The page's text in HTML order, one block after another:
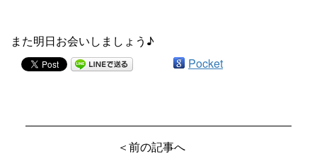
また明日お会いしましょう♪
Pocket
＜前の記事へ